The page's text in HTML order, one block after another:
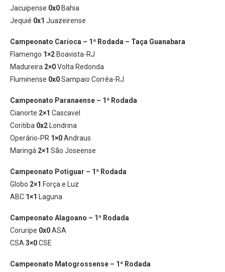
Jacuipense 0x0 Bahia
Jequié 0x1 Juazeirense
Campeonato Carioca – 1ª Rodada – Taça Guanabara
Flamengo 1×2 Boavista-RJ
Madureira 2×0Volta Redonda
Fluminense 0x0Sampaio Corrêa-RJ
Campeonato Paranaense – 1ª Rodada
Cianorte 2×1 Cascavel
Coritiba 0x2 Londrina
Operário-PR 1×0Andraus
Maringá 2×1 São Joseense
Campeonato Potiguar – 1ª Rodada
Globo 2×1 Força e Luz
ABC 1×1 Laguna
Campeonato Alagoano – 1ª Rodada
Coruripe 0x0ASA
CSA 3×0CSE
Campeonato Matogrossense – 1ª Rodada